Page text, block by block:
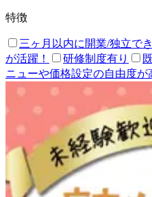
特徴
三ヶ月以内に開業/独立で
が活躍！
研修制度有り
ニューや価格設定の自由度が